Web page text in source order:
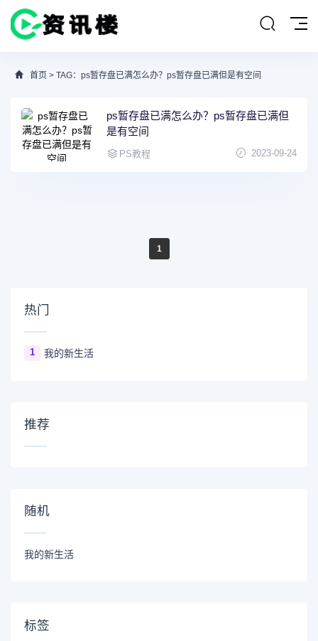
首页 > TAG：ps暂存盘已满怎么办？ps暂存盘已满但是有空间
ps暂存盘已满怎么办？ps暂存盘已满但
是有空间
PS教程 2023-09-24
1
热门
1 我的新生活
推荐
随机
我的新生活
标签